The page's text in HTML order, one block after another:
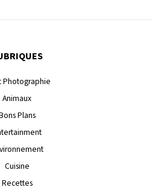
Photographie
Animaux
Plans
Cuisine
Recettes